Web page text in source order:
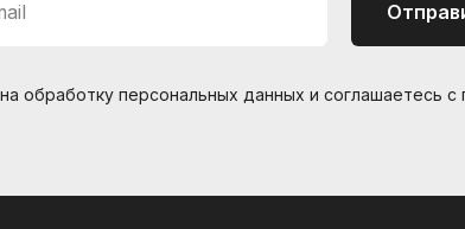
обработку персональных данных и соглашаетесь c